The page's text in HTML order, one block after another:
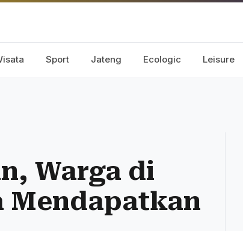
Sport Jateng Ecologic Leisure
Warga di
Mendapatkan